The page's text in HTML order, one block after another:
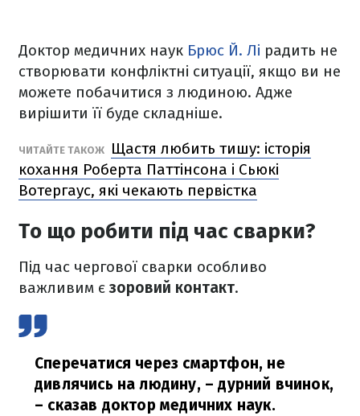
Доктор медичних наук Брюс Й. Лі радить не
створювати конфліктні ситуації, якщо ви не
можете побачитися з людиною. Адже
вирішити її буде складніше.
ЧИТАЙТЕ ТАКОЖ
Щастя любить тишу: історія
кохання Роберта Паттінсона і Сьюкі
Вотергаус, які чекають первістка
То що робити під час сварки?
Під час чергової сварки особливо
важливим єзоровий контакт.
Сперечатися через смартфон, не
дивлячись на людину, – дурний вчинок,
– сказав доктор медичних наук.